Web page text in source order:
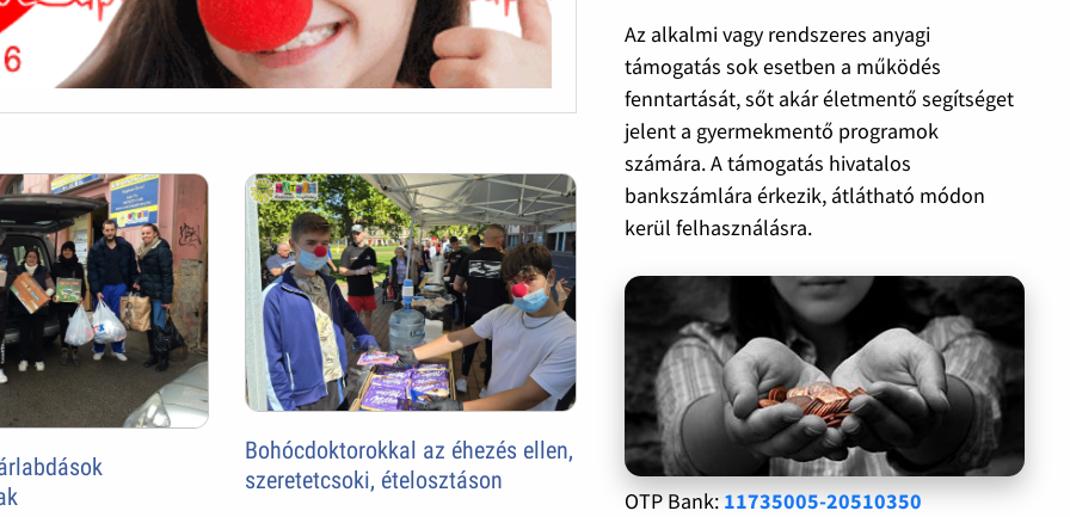
Bohócdoktorokkal az éhezés ellen,
szeretetcsoki, ételosztáson
Az alkalmi vagy rendszeres anyagi
támogatás sok esetben a működés
fenntartását, sőt akár életmentő segítséget
jelent a gyermekmentő programok
számára. A támogatás hivatalos
bankszámlára érkezik, átlátható módon
kerül felhasználásra.
OTP Bank: 11735005-20510350